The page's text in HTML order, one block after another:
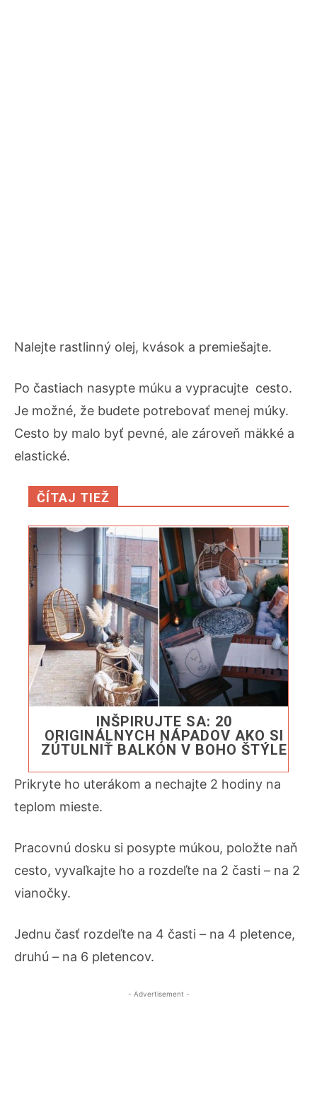
Nalejte rastlinný olej, kvások a premiešajte.
Po častiach nasypte múku a vypracujte cesto.
Je možné, že budete potrebovať menej múky.
Cesto by malo byť pevné, ale zároveň mäkké a
elastické.
ČÍTAJ TIEŽ
INŠPIRUJTE SA: 20
ORIGINÁLNYCH NÁPADOV AKO SI
ZÚTULNIŤ BALKÓN V BOHO ŠTÝLE
Prikryte ho uterákom a nechajte 2 hodiny na
teplom mieste.
Pracovnú dosku si posypte múkou, položte naň
cesto, vyvaľkajte ho a rozdeľte na 2 časti – na 2
vianočky.
Jednu časť rozdeľte na 4 časti – na 4 pletence,
druhú – na 6 pletencov.
- Advertisement -